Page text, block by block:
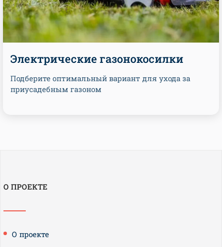
Электрические газонокосилки
Подберите оптимальный вариант для ухода за
приусадебным газоном
О ПРОЕКТЕ
О проекте